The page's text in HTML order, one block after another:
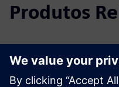
Produtos
Informações e
Folheto de DIRTT Casework